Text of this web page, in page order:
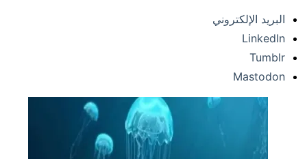
البريد الإلكتروني
LinkedIn
Tumblr
Mastodon